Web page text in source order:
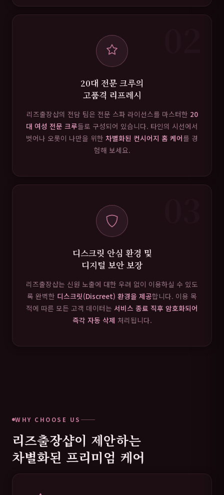
20대 전문 크루의
고품격 리프레시
리즈출장샵의 전담 팀은 전문 스파 라이선스를 마스터한 20
대 여성 전문 크루들로 구성되어 있습니다. 타인의 시선에서
벗어나 오롯이 나만을 위한 차별화된 컨시어지 홈 케어를 경
험해 보세요.
디스크릿 안심 환경 및
디지털 보안 보장
리즈출장샵는 신원 노출에 대한 우려 없이 이용하실 수 있도
록 완벽한 디스크릿(Discreet) 환경을 제공합니다. 이용 목
적에 따른 모든 고객 데이터는 서비스 종료 직후 암호화되어
즉각 자동 삭제 처리됩니다.
WHY CHOOSE US
리즈출장샵이 제안하는
차별화된 프리미엄 케어